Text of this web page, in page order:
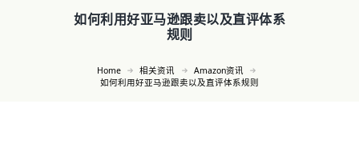
如何利用好亚马逊跟卖以及直评体系
规则
Home 相关资讯
Amazon资讯
如何利用好亚马逊跟卖以及直评体系规则